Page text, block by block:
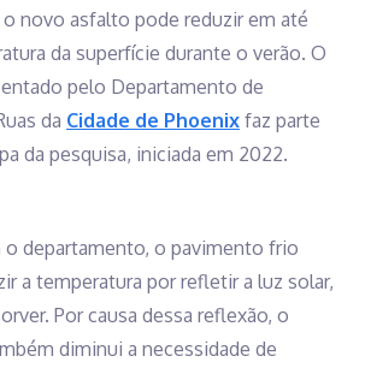
novo asfalto pode reduzir em até
da superfície durante o verão. O
pelo Departamento de
da Cidade de Phoenix faz parte
da pesquisa, iniciada em 2022.
o departamento, o pavimento frio
a temperatura por refletir a luz solar,
Por causa dessa reflexão, o
diminui a necessidade de